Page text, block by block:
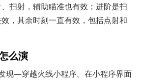
扫射，辅助瞄准也有效；进阶是扫
，其余时刻一直有效，包括点射和
么演
现—穿越火线小程序。在小程序界面